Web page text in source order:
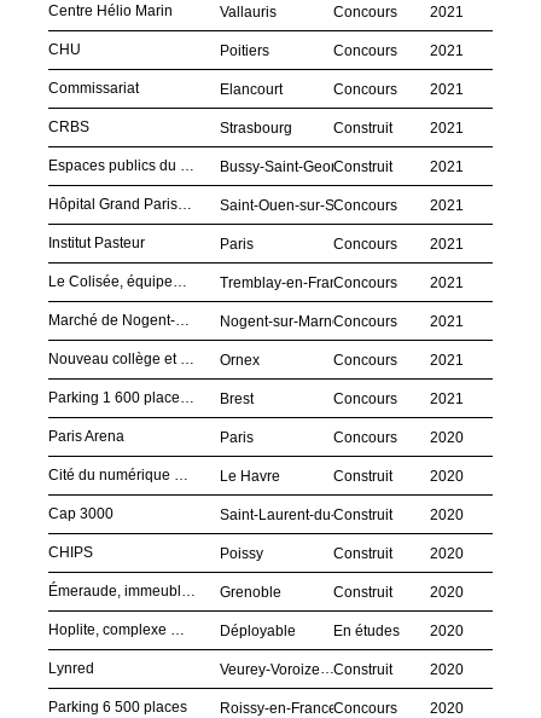
Centre Hélio Marin Vallauris Concours 2021
CHU Poitiers Concours 2021
Commissariat Elancourt Concours 2021
CRBS Strasbourg Construit 2021
Espaces publics du Pôle Gare Bussy-Saint-GeorgesConstruit 2021
Hôpital Grand Paris-Nord Saint-Ouen-sur-SeineConcours 2021
Institut Pasteur Paris Concours 2021
Le Colisée, équipement culturel et sportif Tremblay-en-FranceConcours 2021
Marché de Nogent-sur-Marne Nogent-sur-MarneConcours 2021
Nouveau collège et gymnase Ornex Concours 2021
Parking 1 600 places, CHU Brest Concours 2021
Paris Arena Paris Concours 2020
Cité du numérique et Ecole de Management de Normandie Le Havre Construit 2020
Cap 3000 Saint-Laurent-du-VarConstruit 2020
CHIPS Poissy Construit 2020
Émeraude, immeuble de bureaux Grenoble Construit 2020
Hoplite, complexe modulaire déployable de réanimation confinée Déployable En études 2020
Lynred Veurey-Voroize Construit 2020
Parking 6 500 places Roissy-en-FranceConcours 2020